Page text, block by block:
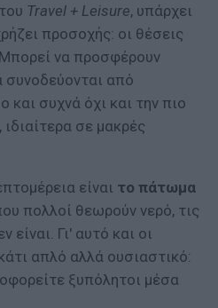
Travel + Leisure, υπάρχει
προσοχής: οι θέσεις
να προσφέρουν
από
και συχνά όχι και την πιο
σε μακρές
είναι το πάτωμα
πολλοί θεωρούν νερό, τις
Γι' αυτό και οι
απλό αλλά ουσιαστικό:
ξυπόλητοι μέσα